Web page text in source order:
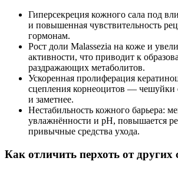
Гиперсекреция кожного сала под
и повышенная чувствительность
гормонам.
Рост доли Malassezia на коже и
активности, что приводит к
раздражающих метаболитов.
Ускоренная пролиферация
сцепления корнеоцитов — чешуйки
и заметнее.
Нестабильность кожного барьера:
увлажнённости и pH, повышается
привычные средства ухода.
Как отличить перхоть от других